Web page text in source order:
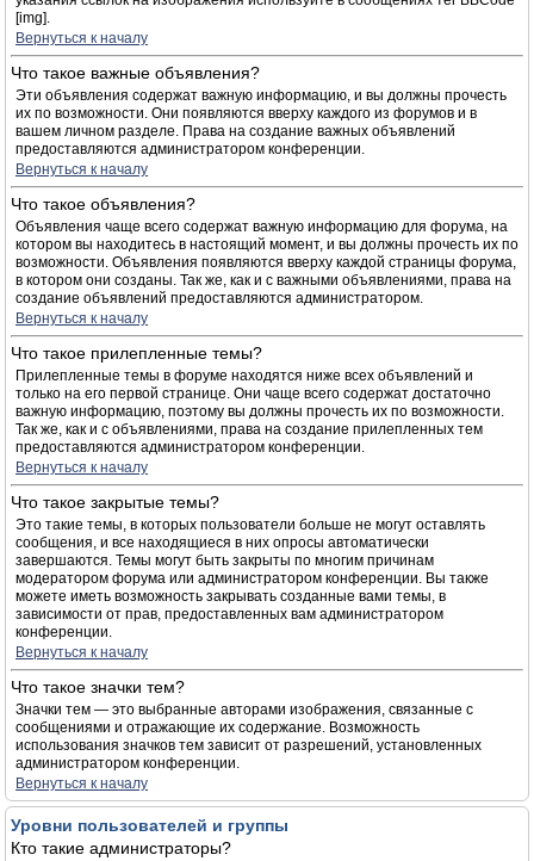
[img].
Вернуться к началу
Что такое важные объявления?
Эти объявления содержат важную информацию, и вы должны прочесть
их по возможности. Они появляются вверху каждого из форумов и в
вашем личном разделе. Права на создание важных объявлений
предоставляются администратором конференции.
Вернуться к началу
Что такое объявления?
Объявления чаще всего содержат важную информацию для форума, на
котором вы находитесь в настоящий момент, и вы должны прочесть их по
возможности. Объявления появляются вверху каждой страницы форума,
в котором они созданы. Так же, как и с важными объявлениями, права на
создание объявлений предоставляются администратором.
Вернуться к началу
Что такое прилепленные темы?
Прилепленные темы в форуме находятся ниже всех объявлений и
только на его первой странице. Они чаще всего содержат достаточно
важную информацию, поэтому вы должны прочесть их по возможности.
Так же, как и с объявлениями, права на создание прилепленных тем
предоставляются администратором конференции.
Вернуться к началу
Что такое закрытые темы?
Это такие темы, в которых пользователи больше не могут оставлять
сообщения, и все находящиеся в них опросы автоматически
завершаются. Темы могут быть закрыты по многим причинам
модератором форума или администратором конференции. Вы также
можете иметь возможность закрывать созданные вами темы, в
зависимости от прав, предоставленных вам администратором
конференции.
Вернуться к началу
Что такое значки тем?
Значки тем — это выбранные авторами изображения, связанные с
сообщениями и отражающие их содержание. Возможность
использования значков тем зависит от разрешений, установленных
администратором конференции.
Вернуться к началу
Уровни пользователей и группы
Кто такие администраторы?